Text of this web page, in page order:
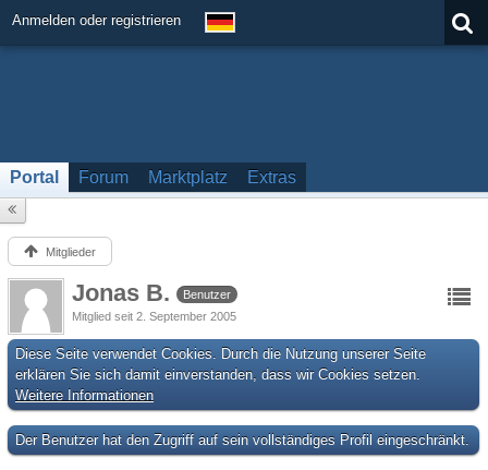
Anmelden oder registrieren
Portal Forum Marktplatz Extras
Mitglieder
Jonas B.
Benutzer
Mitglied seit 2. September 2005
Diese Seite verwendet Cookies. Durch die Nutzung unserer Seite
erklären Sie sich damit einverstanden, dass wir Cookies setzen.
Weitere Informationen
Der Benutzer hat den Zugriff auf sein vollständiges Profil eingeschränkt.